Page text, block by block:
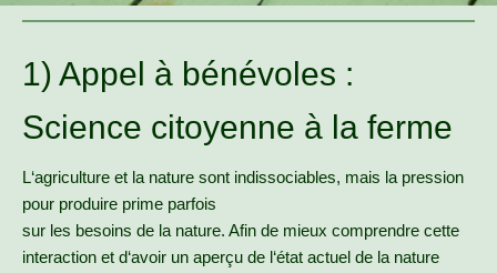
1) Appel à bénévoles :
Science citoyenne à la ferme
L‘agriculture et la nature sont indissociables, mais la pression
pour produire prime parfois
sur les besoins de la nature. Afin de mieux comprendre cette
interaction et d‘avoir un aperçu de l‘état actuel de la nature